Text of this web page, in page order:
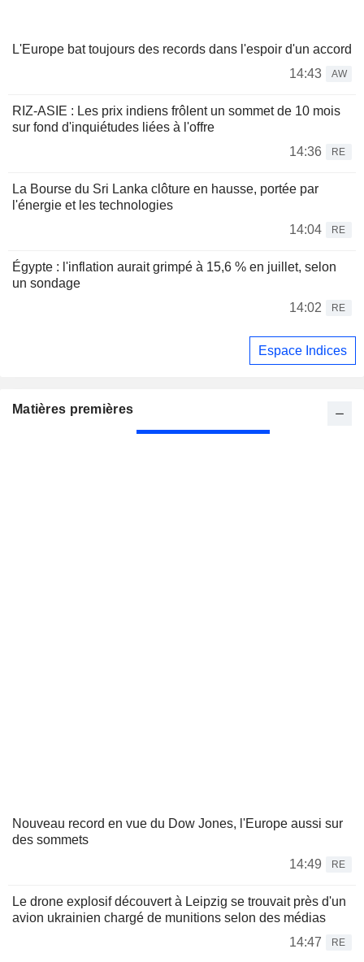
L'Europe bat toujours des records dans l'espoir d'un accord
14:43
AW
RIZ-ASIE : Les prix indiens frôlent un sommet de 10 mois
sur fond d'inquiétudes liées à l'offre
14:36
RE
La Bourse du Sri Lanka clôture en hausse, portée par
l'énergie et les technologies
14:04
RE
Égypte : l'inflation aurait grimpé à 15,6 % en juillet, selon
un sondage
14:02
RE
Espace Indices
Matières premières
Nouveau record en vue du Dow Jones, l'Europe aussi sur
des sommets
14:49
RE
Le drone explosif découvert à Leipzig se trouvait près d'un
avion ukrainien chargé de munitions selon des médias
14:47
RE